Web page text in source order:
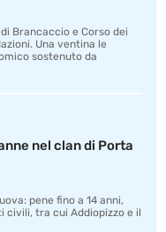
Brancaccio e Corso dei
Una ventina le
sostenuto da
nel clan di Porta
pene fino a 14 anni,
civili, tra cui Addiopizzo e il